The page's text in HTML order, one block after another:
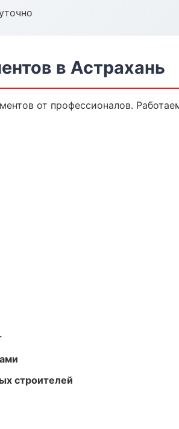
в Астрахань
от профессионалов.
строителей